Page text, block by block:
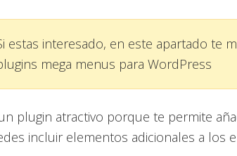
estas interesado, en este apartado te
mega menus para WordPress
plugin atractivo porque te permite
incluir elementos adicionales a los